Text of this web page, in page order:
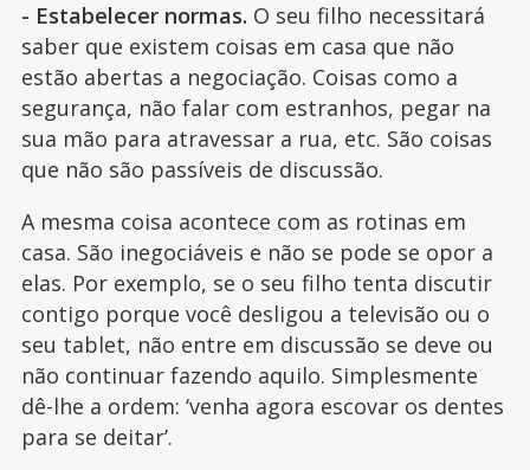
- Estabelecer normas. O seu filho necessitará
saber que existem coisas em casa que não
estão abertas a negociação. Coisas como a
segurança, não falar com estranhos, pegar na
sua mão para atravessar a rua, etc. São coisas
que não são passíveis de discussão.
A mesma coisa acontece com as rotinas em
casa. São inegociáveis e não se pode se opor a
elas. Por exemplo, se o seu filho tenta discutir
contigo porque você desligou a televisão ou o
seu tablet, não entre em discussão se deve ou
não continuar fazendo aquilo. Simplesmente
dê-lhe a ordem: ‘venha agora escovar os dentes
para se deitar’.